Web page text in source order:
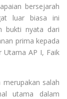
bersejarah
luar biasa ini
bukti nyata dari
prima kepada
Utama AP I, Faik
salah
utama dalam